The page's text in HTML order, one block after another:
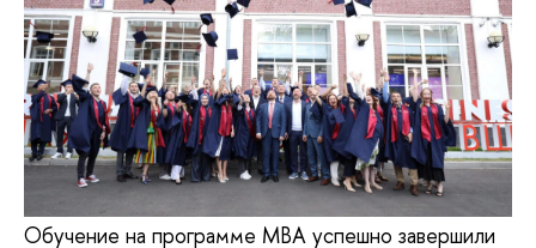
Обучение на программе MBA успешно завершили